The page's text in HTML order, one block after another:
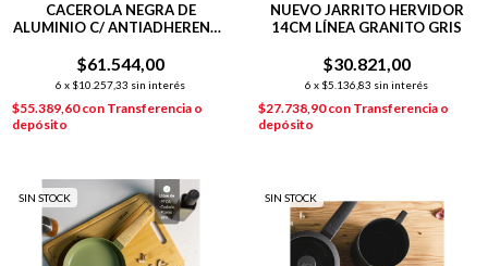
CACEROLA NEGRA DE
ALUMINIO C/ ANTIADHERENTE
$61.544,00
6 x $10.257,33 sin interés
$55.389,60con Transferencia o
depósito
NUEVO JARRITO HERVIDOR
14CM LÍNEA GRANITO GRIS
$30.821,00
6 x $5.136,83 sin interés
$27.738,90con Transferencia o
depósito
SIN STOCK SIN STOCK